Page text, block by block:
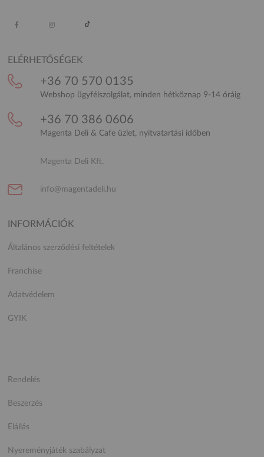
ELÉRHETŐSÉGEK
+36 70 570 0135
Webshop ügyfélszolgálat, minden hétköznap 9-14 óráig
+36 70 386 0606
Magenta Deli & Cafe üzlet, nyitvatartási időben
Magenta Deli Kft.
info@magentadeli.hu
INFORMÁCIÓK
Általános szerződési feltételek
Franchise
Adatvédelem
GYIK
Rendelés
Beszerzés
Elállás
Nyereményjáték szabályzat